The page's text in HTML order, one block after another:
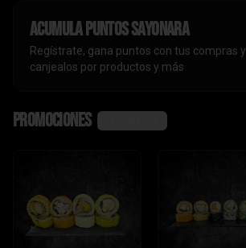
Acumulapuntos sayonara
Regístrate, gana puntos con tus compras y
canjealos por productos y más
Promociones